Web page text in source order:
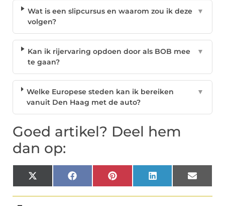
Wat is een slipcursus en waarom zou ik deze
volgen?
▼
Kan ik rijervaring opdoen door als BOB mee
te gaan?
▼
Welke Europese steden kan ik bereiken
vanuit Den Haag met de auto?
▼
Goed artikel? Deel hem
dan op:
X
(Twitter)
Facebook Pinterest LinkedIn Email